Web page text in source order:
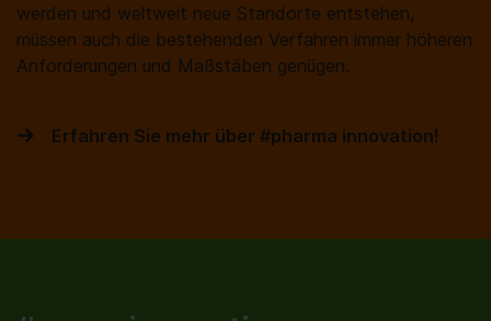
werden und weltweit neue Standorte entstehen,
müssen auch die bestehenden Verfahren immer höheren
Anforderungen und Maßstäben genügen.
Erfahren Sie mehr über #pharma innovation!